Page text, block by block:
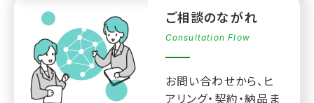
ご相談のながれ
Consultation Flow
お問い合わせから、ヒ
アリング・契約・納品ま